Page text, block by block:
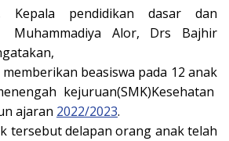
pendidikan dasar dan
Muhammadiya Alor, Drs Bajhir
beasiswa pada 12 anak
kejuruan(SMK)Kesehatan
ajaran 2022/2023.
tersebut delapan orang anak telah